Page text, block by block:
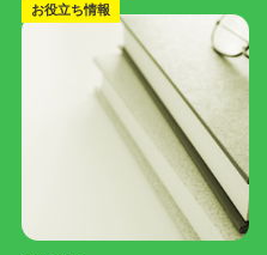
お役立ち情報